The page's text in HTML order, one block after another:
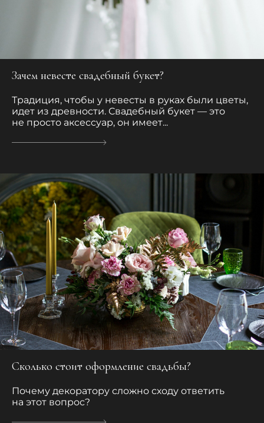
Зачем невесте свадебный букет?
Традиция, чтобы у невесты в руках были цветы,
идет из древности. Свадебный букет — это
не просто аксессуар, он имеет...
Сколько стоит оформление свадьбы?
Почему декоратору сложно сходу ответить
на этот вопрос?